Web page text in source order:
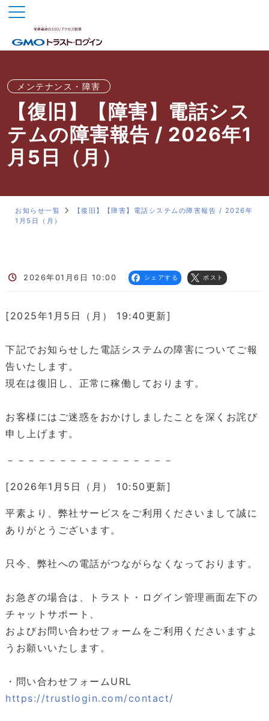
メンテナンス・障害
【復旧】【障害】電話シス
テムの障害報告 / 2026年1
月5日（月）
お知らせ一覧
【復旧】【障害】電話システムの障害報告 / 2026年
1月5日（月）
2026年01月6日 10:00 シェアする ポスト
[2025年1月5日（月） 19:40更新]
下記でお知らせした電話システムの障害についてご報
告いたします。
現在は復旧し、正常に稼働しております。
お客様にはご迷惑をおかけしましたことを深くお詫び
申し上げます。
－－－－－－－－－－－－－－－－
[2026年1月5日（月） 10:50更新]
平素より、弊社サービスをご利用くださいまして誠に
ありがとうございます。
只今、弊社への電話がつながらなくなっております。
お急ぎの場合は、トラスト・ログイン管理画面左下の
チャットサポート、
およびお問い合わせフォームをご利用くださいますよ
うお願いいたします。
・問い合わせフォームURL
https://trustlogin.com/contact/